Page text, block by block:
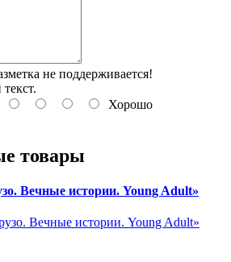
не поддерживается!
Хорошо
товары
Вечные истории. Young Adult»